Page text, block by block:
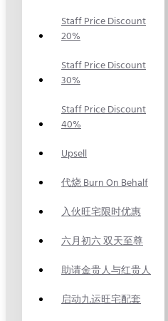
Staff Price Discount
20%
Staff Price Discount
30%
Staff Price Discount
40%
Upsell
代烧 Burn On Behalf
入伙旺宅限时优惠
六月初六 双天至尊
助请金贵人与红贵人
启动九运旺宅配套